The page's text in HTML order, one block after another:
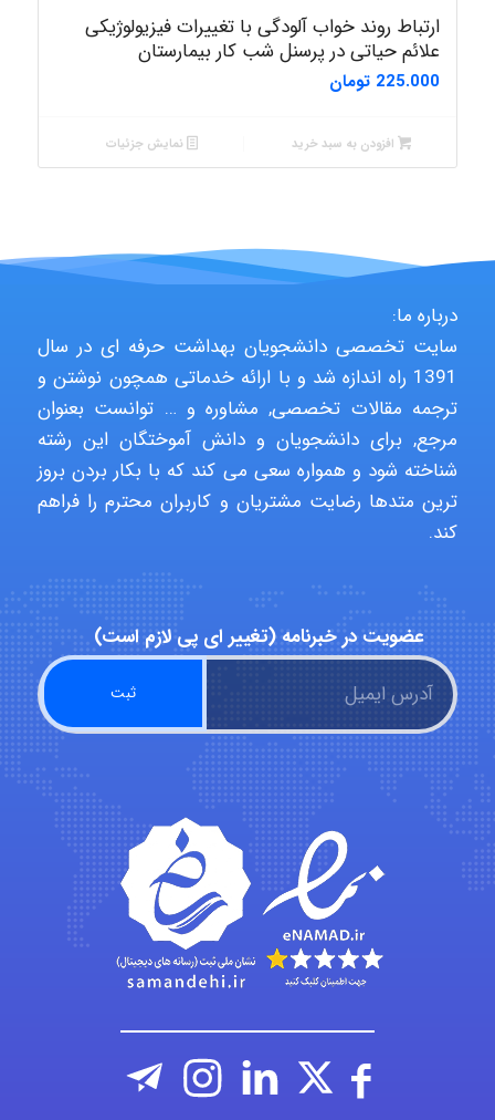
ارتباط روند خواب آلودگی با تغییرات فیزیولوژیکی
علائم حیاتی در پرسنل شب کار بیمارستان
225.000 تومان
افزودن به سبد خرید نمایش جزئیات
درباره ما:
سایت تخصصی دانشجویان بهداشت حرفه ای در سال
1391 راه اندازه شد و با ارائه خدماتی همچون نوشتن و
ترجمه مقالات تخصصی, مشاوره و … توانست بعنوان
مرجع, برای دانشجویان و دانش آموختگان این رشته
شناخته شود و همواره سعی می کند که با بکار بردن بروز
ترین متدها رضایت مشتریان و کاربران محترم را فراهم
کند.
عضویت در خبرنامه (تغییر ای پی لازم است)